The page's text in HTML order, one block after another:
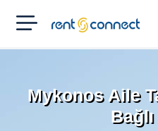
RENT'N
CONNECT
Mykonos Aile